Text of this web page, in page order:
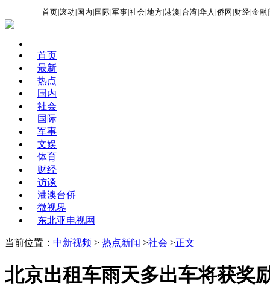
首页 |滚动 国内 国际 |军事 |社会 |地方 |港澳 台湾 |华人 |侨网 财经 |金融 |
首页
最新
热点
国内
社会
国际
军事
文娱
体育
财经
访谈
港澳台侨
微视界
东北亚电视网
当前位置： 中新视频 > 热点新闻 >社会 >正文
北京出租车雨天多出车将获奖